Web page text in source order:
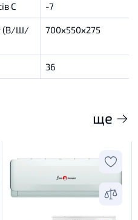
C -7
(В/Ш/
700x550x275
36
ще